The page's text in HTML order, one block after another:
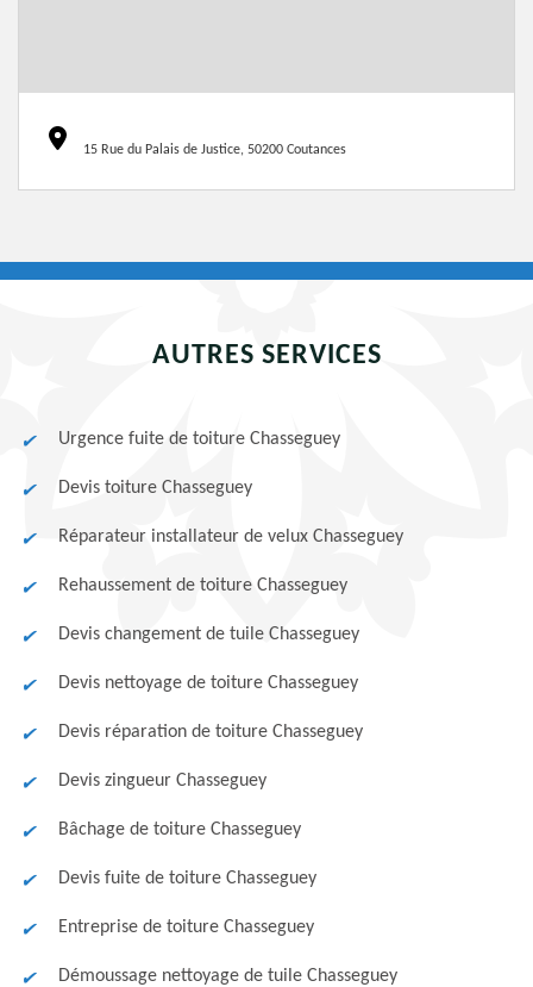
15 Rue du Palais de Justice, 50200 Coutances
AUTRES SERVICES
Urgence fuite de toiture Chasseguey
Devis toiture Chasseguey
Réparateur installateur de velux Chasseguey
Rehaussement de toiture Chasseguey
Devis changement de tuile Chasseguey
Devis nettoyage de toiture Chasseguey
Devis réparation de toiture Chasseguey
Devis zingueur Chasseguey
Bâchage de toiture Chasseguey
Devis fuite de toiture Chasseguey
Entreprise de toiture Chasseguey
Démoussage nettoyage de tuile Chasseguey